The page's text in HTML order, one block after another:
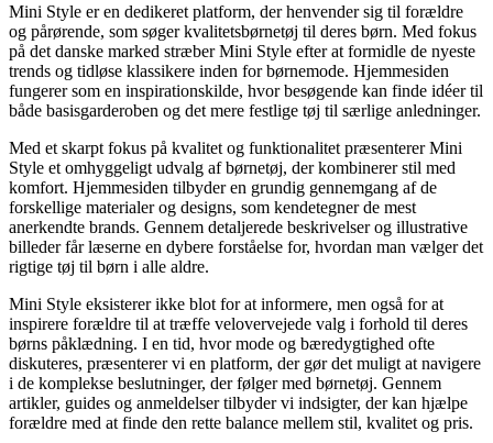
Mini Style er en dedikeret platform, der henvender sig til forældre
og pårørende, som søger kvalitetsbørnetøj til deres børn. Med fokus
på det danske marked stræber Mini Style efter at formidle de nyeste
trends og tidløse klassikere inden for børnemode. Hjemmesiden
fungerer som en inspirationskilde, hvor besøgende kan finde idéer til
både basisgarderoben og det mere festlige tøj til særlige anledninger.
Med et skarpt fokus på kvalitet og funktionalitet præsenterer Mini
Style et omhyggeligt udvalg af børnetøj, der kombinerer stil med
komfort. Hjemmesiden tilbyder en grundig gennemgang af de
forskellige materialer og designs, som kendetegner de mest
anerkendte brands. Gennem detaljerede beskrivelser og illustrative
billeder får læserne en dybere forståelse for, hvordan man vælger det
rigtige tøj til børn i alle aldre.
Mini Style eksisterer ikke blot for at informere, men også for at
inspirere forældre til at træffe velovervejede valg i forhold til deres
børns påklædning. I en tid, hvor mode og bæredygtighed ofte
diskuteres, præsenterer vi en platform, der gør det muligt at navigere
i de komplekse beslutninger, der følger med børnetøj. Gennem
artikler, guides og anmeldelser tilbyder vi indsigter, der kan hjælpe
forældre med at finde den rette balance mellem stil, kvalitet og pris.